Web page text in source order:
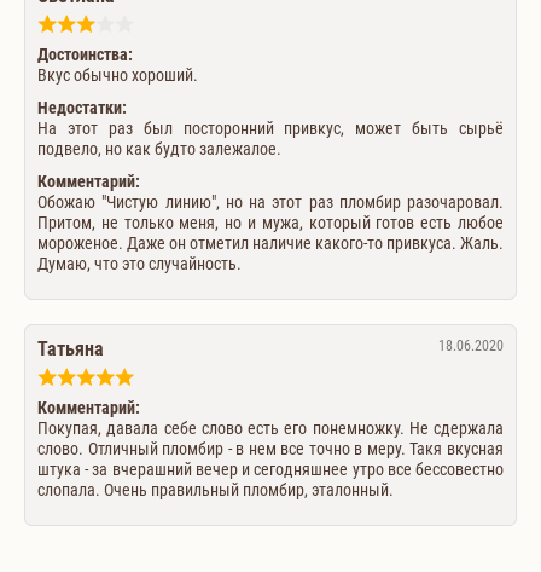
Достоинства:
Вкус обычно хороший.
Недостатки:
На этот раз был посторонний привкус, может быть сырьё
подвело, но как будто залежалое.
Комментарий:
Обожаю "Чистую линию", но на этот раз пломбир разочаровал.
Притом, не только меня, но и мужа, который готов есть любое
мороженое. Даже он отметил наличие какого-то привкуса. Жаль.
Думаю, что это случайность.
18.06.2020
Татьяна
Комментарий:
Покупая, давала себе слово есть его понемножку. Не сдержала
слово. Отличный пломбир - в нем все точно в меру. Такя вкусная
штука - за вчерашний вечер и сегодняшнее утро все бессовестно
слопала. Очень правильный пломбир, эталонный.